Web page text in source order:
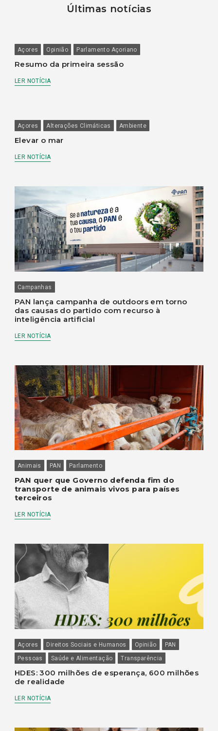
Últimas notícias
Açores Opinião Parlamento Açoriano
Resumo da primeira sessão
LER NOTÍCIA
Açores Alterações Climáticas Ambiente
Elevar o mar
LER NOTÍCIA
Campanhas
PAN lança campanha de outdoors em torno
das causas do partido com recurso à
inteligência artificial
LER NOTÍCIA
Animais PAN Parlamento
PAN quer que Governo defenda fim do
transporte de animais vivos para países
terceiros
LER NOTÍCIA
Açores Direitos Sociais e Humanos Opinião
PAN
Pessoas
Saúde e Alimentação Transparência
HDES: 300 milhões de esperança, 600 milhões
de realidade
LER NOTÍCIA